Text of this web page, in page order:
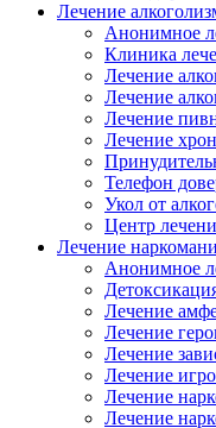
Лечение
Анонимное
Клиника
Лечение
Лечение
Лечение
Лечение
Телефон
Укол от
Центр
Лечение
Анонимное
Лечение
Лечение
Лечение
Лечение
Лечение
Лечение